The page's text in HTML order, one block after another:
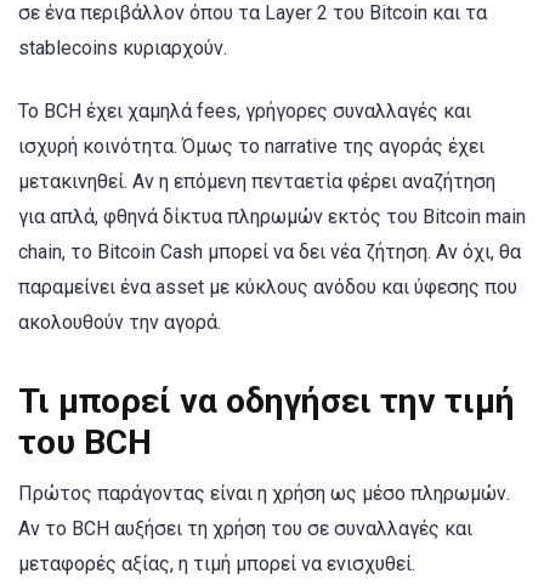
σε ένα περιβάλλον όπου τα Layer 2 του Bitcoin και τα
stablecoins κυριαρχούν.
Το BCH έχει χαμηλά fees, γρήγορες συναλλαγές και
ισχυρή κοινότητα. Όμως το narrative της αγοράς έχει
μετακινηθεί. Αν η επόμενη πενταετία φέρει αναζήτηση
για απλά, φθηνά δίκτυα πληρωμών εκτός του Bitcoin main
chain, το Bitcoin Cash μπορεί να δει νέα ζήτηση. Αν όχι, θα
παραμείνει ένα asset με κύκλους ανόδου και ύφεσης που
ακολουθούν την αγορά.
Τι μπορεί να οδηγήσει την τιμή
του BCH
Πρώτος παράγοντας είναι η χρήση ως μέσο πληρωμών.
Αν το BCH αυξήσει τη χρήση του σε συναλλαγές και
μεταφορές αξίας, η τιμή μπορεί να ενισχυθεί.